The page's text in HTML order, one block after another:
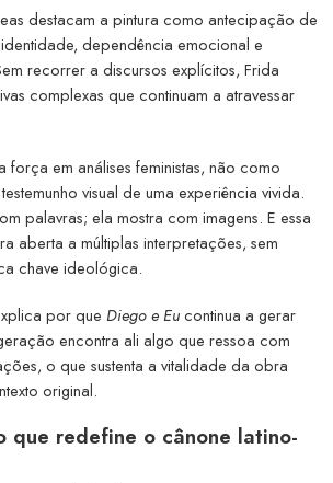
destacam a pintura como antecipação de
dependência emocional e
recorrer a discursos explícitos, Frida
complexas que continuam a atravessar
força em análises feministas, não como
visual de uma experiência vivida.
palavras; ela mostra com imagens. E essa
aberta a múltiplas interpretações, sem
chave ideológica.
por que Diego e Eucontinua a gerar
encontra ali algo que ressoa com
o que sustenta a vitalidade da obra
original.
que redefine o cânone latino-